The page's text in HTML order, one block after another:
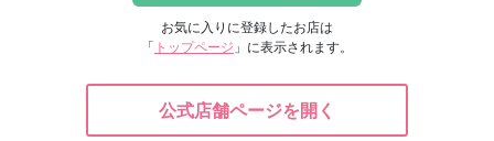
お気に入りに登録したお店は
「 トップページ 」に表示されます。
公式店舗ページを開く